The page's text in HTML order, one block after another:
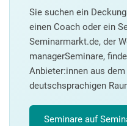
Sie suchen ein
einen Coach oder ein
Seminarmarkt.de, der
managerSeminare,
Anbieter:innen aus
deutschsprachigen
Seminare auf